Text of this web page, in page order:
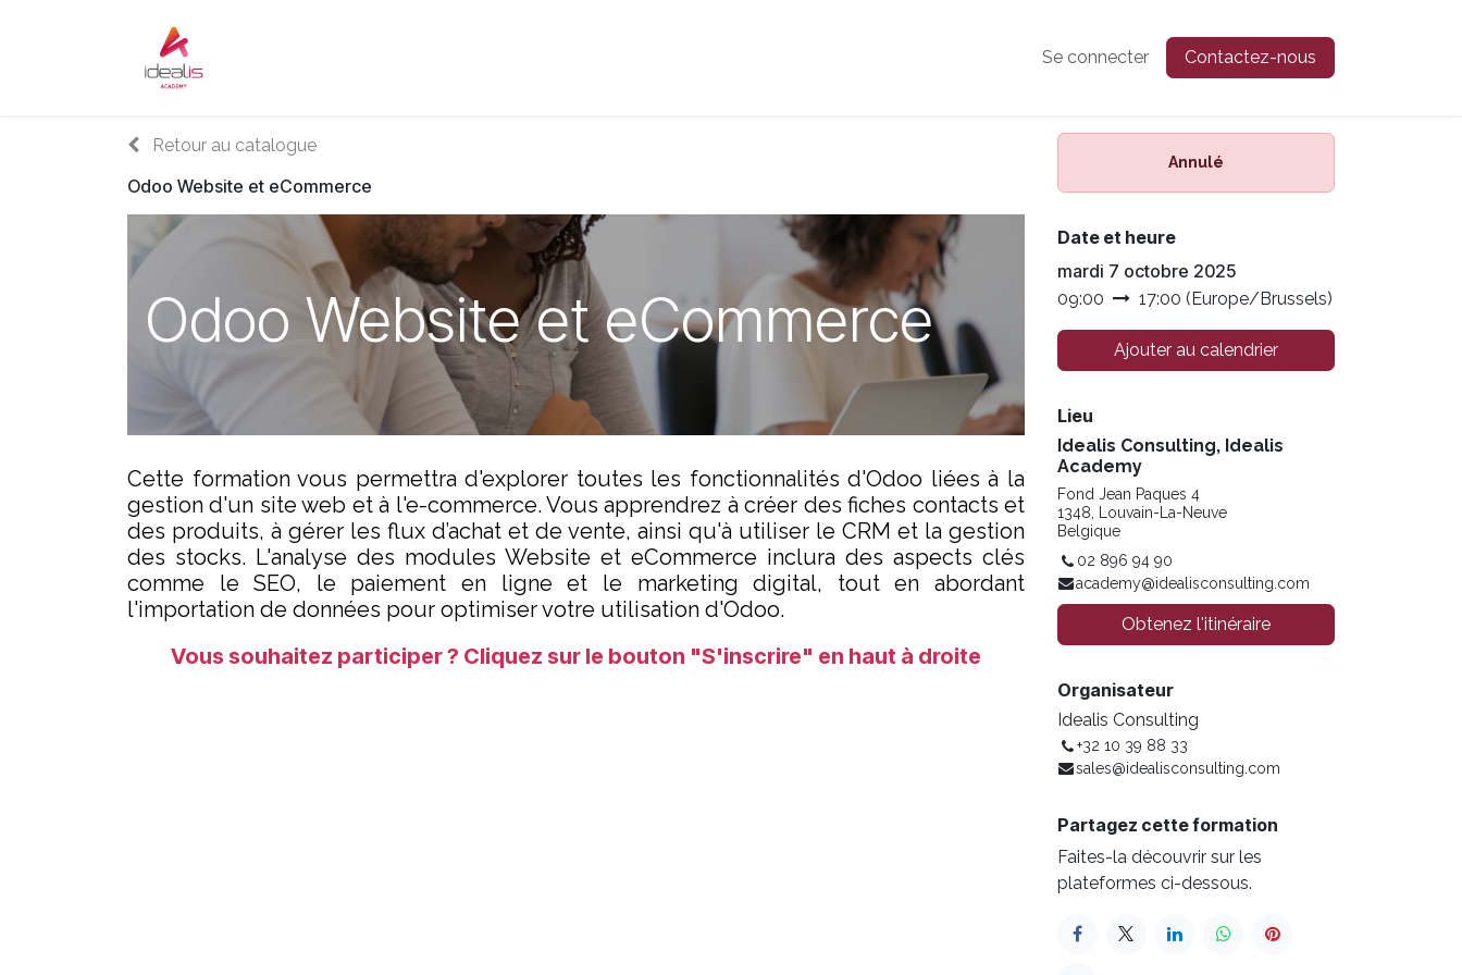
Se connecter Contactez-nous
Retour au catalogue
Odoo Website et eCommerce
Odoo Website et eCommerce
Cette formation vous permettra d'explorer toutes les fonctionnalités d'Odoo liées à la
gestion d'un site web et à l'e-commerce. Vous apprendrez à créer des fiches contacts et
des produits, à gérer les flux d’achat et de vente, ainsi qu'à utiliser le CRM et la gestion
des stocks. L'analyse des modules Website et eCommerce inclura des aspects clés
comme le SEO, le paiement en ligne et le marketing digital, tout en abordant
l'importation de données pour optimiser votre utilisation d'Odoo.
Vous ​souhaitez participer ? Cliquez sur le bouton "S'inscrire" en haut à droite
Annulé
Date et heure
mardi 7 octobre 2025
09:00 17:00 (Europe/Brussels)
Ajouter au calendrier
Lieu
Idealis Consulting, Idealis
Academy
Fond Jean Paques 4
1348, Louvain-La-Neuve
Belgique
02 896 94 90
academy@idealisconsulting.com
Obtenez l'itinéraire
Organisateur
Idealis Consulting
+32 10 39 88 33
sales@idealisconsulting.com
Partagez cette formation
Faites-la découvrir sur les
plateformes ci-dessous.